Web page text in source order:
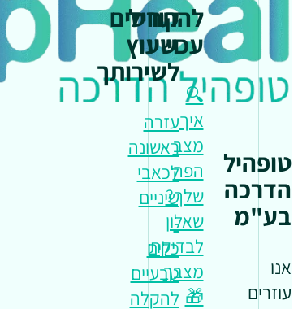
טופהיל
הדרכה
בע"מ
אנו
עוזרים
להתחיל
עכשיו
🔍
איך
מצב
הפה
שלך?
שאלון
לבדיקת
מצבך
🎁
קורסים
וייעוץ
לשירותך
עזרה
ראשונה
לכאבי
שיניים
-
כלים
טבעיים
להקלה